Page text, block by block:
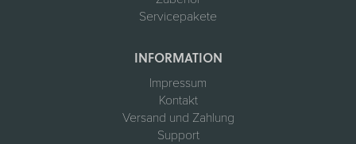
Servicepakete
INFORMATION
Impressum
Kontakt
Versand und Zahlung
Support